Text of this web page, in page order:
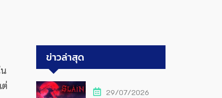
ข่าวล่าสุด
29/07/2026